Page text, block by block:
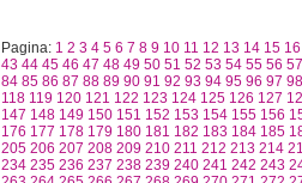
Pagina: 1 2 3 4 5 6 7 8 9 10 11 12 13 14 15 16
43 44 45 46 47 48 49 50 51 52 53 54 55 56 57
84 85 86 87 88 89 90 91 92 93 94 95 96 97 98
118 119 120 121 122 123 124 125 126 127
147 148 149 150 151 152 153 154 155 156
176 177 178 179 180 181 182 183 184 185
205 206 207 208 209 210 211 212 213 214
234 235 236 237 238 239 240 241 242 243